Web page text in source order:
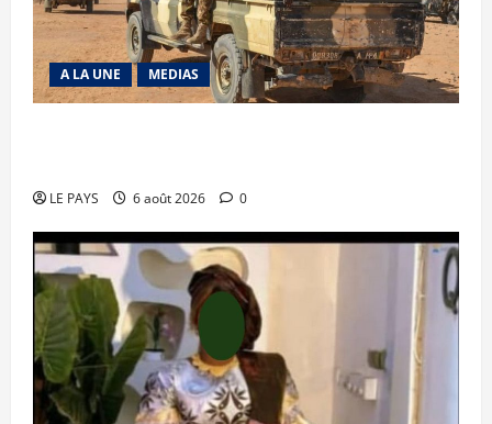
A LA UNE MEDIAS
LE PAYS 6 août 2026 0